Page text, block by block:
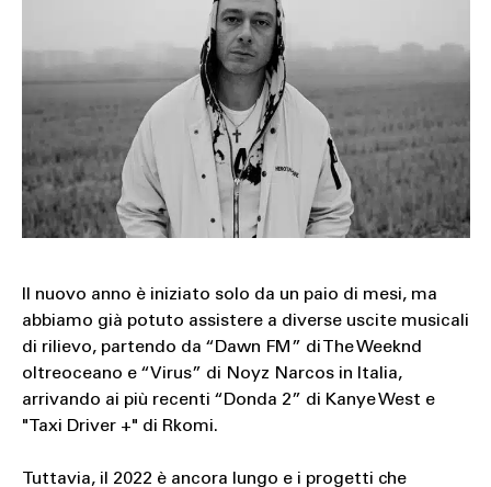
LIFESTYLE
MOTORS
SOUND
SPORT
TECH
TRAVEL
Il nuovo anno è iniziato solo da un paio di mesi, ma
abbiamo già potuto assistere a diverse uscite musicali
di rilievo, partendo da “Dawn FM” di The Weeknd
oltreoceano e “Virus” di Noyz Narcos in Italia,
arrivando ai più recenti “Donda 2” di Kanye West e
"Taxi Driver +" di Rkomi.
Tuttavia, il 2022 è ancora lungo e i progetti che